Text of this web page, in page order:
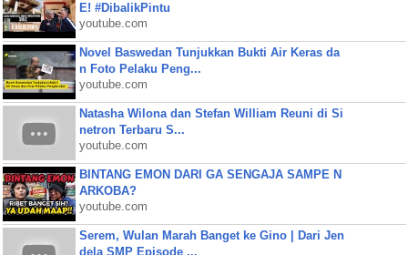
E! #DibalikPintu
youtube.com
Novel Baswedan Tunjukkan Bukti Air Keras da
n Foto Pelaku Peng...
youtube.com
Natasha Wilona dan Stefan William Reuni di Si
netron Terbaru S...
youtube.com
BINTANG EMON DARI GA SENGAJA SAMPE N
ARKOBA?
youtube.com
Serem, Wulan Marah Banget ke Gino | Dari Jen
dela SMP Episode ...